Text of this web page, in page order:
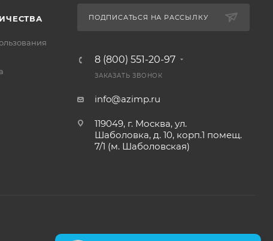
ПОДПИСАТЬСЯ НА РАССЫЛКУ
8 (800) 551-20-97
ЗАКАЗАТЬ ЗВОНОК
info@azimp.ru
119049, г. Москва, ул.
Шаболовка, д. 10, корп.1 помещ.
7/1 (м. Шаболовская)